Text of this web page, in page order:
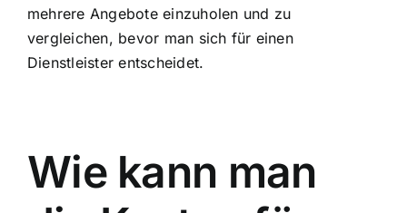
mehrere Angebote einzuholen und zu
vergleichen, bevor man sich für einen
Dienstleister entscheidet.
Wie kann man